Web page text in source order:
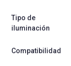
Tipo de
iluminación
Compatibilidad